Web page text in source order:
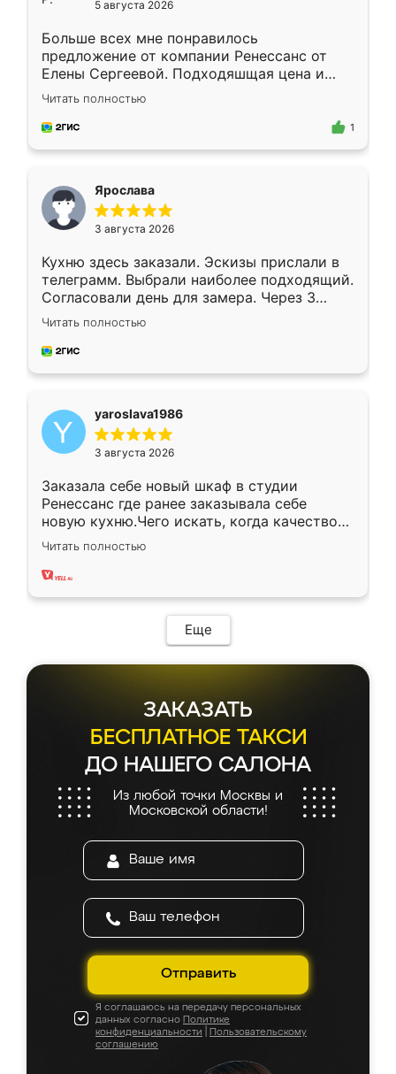
5 августа 2026
Больше всех мне понравилось
предложение от компании Ренессанс от
Елены Сергеевой. Подходяшщая цена и
короткие сроки изготовления. Приехавший
для замера сотрудник Владислав
предложил по моему эскизу самый
Читать полностью
1
Ярослава
3 августа 2026
Кухню здесь заказали. Эскизы прислали в
телеграмм. Выбрали наиболее подходящий.
Согласовали день для замера. Через 3
недели кухня была уже готова. Остались
довольны работой. Спасибо Ренессанс
мебель за качественную работу!
Читать полностью
yaroslava1986
3 августа 2026
Заказала себе новый шкаф в студии
Ренессанс где ранее заказывала себе
новую кухню.Чего искать, когда качеством
вполне довольна. Служит кухня уже почти
два года, нареканий нет.
Читать полностью
Еще
ЗАКАЗАТЬ
БЕСПЛАТНОЕ ТАКСИ
ДО НАШЕГО САЛОНА
Из любой точки Москвы и
Московской области!
Отправить
Я соглашаюсь на передачу персональных
данных согласно Политике
конфиденциальности
Пользовательскому
соглашению